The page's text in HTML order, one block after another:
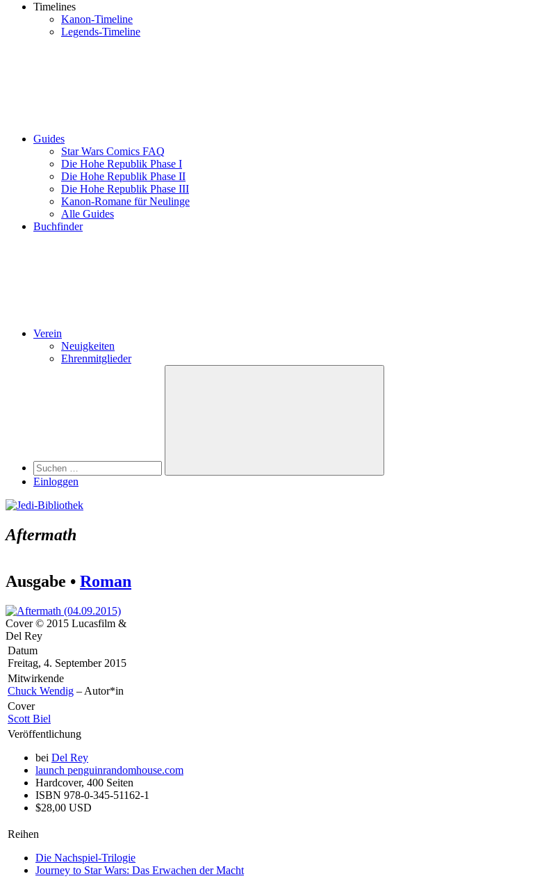
Timelines
Kanon-Timeline
Legends-Timeline
Guides
Star Wars Comics FAQ
Die Hohe Republik Phase I
Die Hohe Republik Phase II
Die Hohe Republik Phase III
Kanon-Romane für Neulinge
Alle Guides
Buchfinder
Verein
Neuigkeiten
Ehrenmitglieder
Suchen
Einloggen
Aftermath
Ausgabe • Roman
Cover © 2015 Lucasfilm &
Del Rey
Datum
Freitag, 4. September 2015
Mitwirkende
Chuck Wendig – Autor*in
Cover
Scott Biel
Veröffentlichung
bei Del Rey
launch penguinrandomhouse.com
Hardcover, 400 Seiten
ISBN 978-0-345-51162-1
$28,00 USD
Reihen
Die Nachspiel-Trilogie
Journey to Star Wars: Das Erwachen der Macht